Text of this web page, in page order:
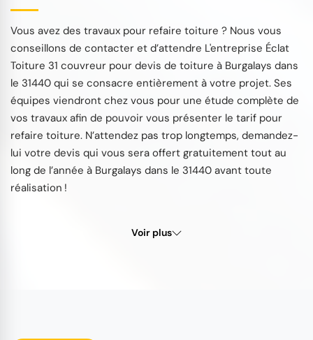
Vous avez des travaux pour refaire toiture ? Nous vous
conseillons de contacter et d’attendre L'entreprise Éclat
Toiture 31 couvreur pour devis de toiture à Burgalays dans
le 31440 qui se consacre entièrement à votre projet. Ses
équipes viendront chez vous pour une étude complète de
vos travaux afin de pouvoir vous présenter le tarif pour
refaire toiture. N’attendez pas trop longtemps, demandez-
lui votre devis qui vous sera offert gratuitement tout au
long de l’année à Burgalays dans le 31440 avant toute
réalisation !
Voir plus